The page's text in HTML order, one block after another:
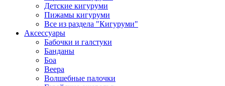
Детские кигуруми
Пижамы кигуруми
Все из раздела "Кигуруми"
Аксессуары
Бабочки и галстуки
Банданы
Боа
Веера
Волшебные палочки